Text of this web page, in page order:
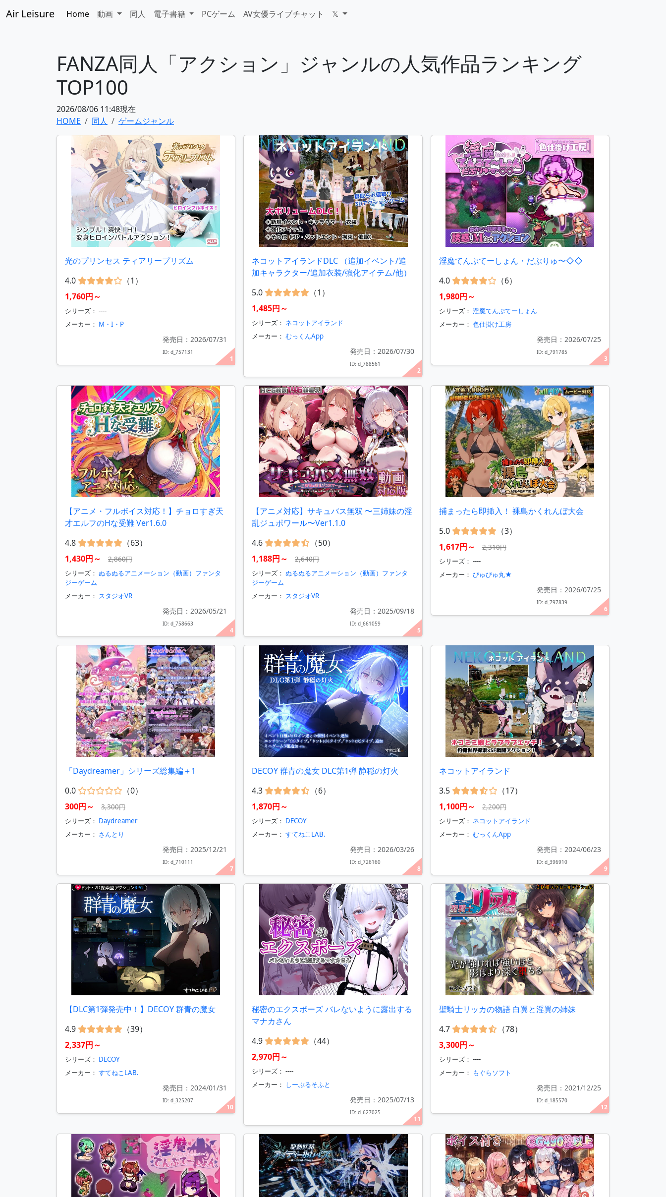
Air Leisure Home 動画 同人 電子書籍 PCゲーム AV女優ライブチャット 𝕏
FANZA同人「アクション」ジャンルの人気作品ランキング
TOP100
2026/08/06 11:48現在
HOME
同人 ゲームジャンル
1
光のプリンセス ティアリープリズム
4.0
（1）
1,760円～
シリーズ： ----
メーカー： M・I・P
発売日：2026/07/31
ID: d_757131
2
ネコットアイランドDLC （追加イベント/追
加キャラクター/追加衣装/強化アイテム/他）
5.0
（1）
1,485円～
シリーズ： ネコットアイランド
メーカー：むっくんApp
発売日：2026/07/30
ID: d_788561
3
淫魔てんぷてーしょん・だぶりゅ〜◇◇
4.0
（6）
1,980円～
シリーズ： 淫魔てんぷてーしょん
メーカー： 色仕掛け工房
発売日：2026/07/25
ID: d_791785
4
【アニメ・フルボイス対応！】チョロすぎ天
才エルフのHな受難 Ver1.6.0
4.8
（63）
1,430円～
2,860円
シリーズ： ぬるぬるアニメーション（動画）ファンタ
ジーゲーム
メーカー： スタジオVR
発売日：2026/05/21
ID: d_758663
5
【アニメ対応】サキュバス無双 〜三姉妹の淫
乱ジュポワール〜Ver1.1.0
4.6
（50）
1,188円～
2,640円
シリーズ：ぬるぬるアニメーション（動画）ファンタ
ジーゲーム
メーカー： スタジオVR
発売日：2025/09/18
ID: d_661059
6
捕まったら即挿入！ 裸島かくれんぼ大会
5.0
（3）
1,617円～
2,310円
シリーズ： ----
メーカー： びゅびゅ丸★
発売日：2026/07/25
ID: d_797839
7
「Daydreamer」シリーズ総集編＋1
0.0
（0）
300円～
3,300円
シリーズ： Daydreamer
メーカー： さんとり
発売日：2025/12/21
ID: d_710111
8
DECOY 群青の魔女 DLC第1弾 静穏の灯火
4.3
（6）
1,870円～
シリーズ： DECOY
メーカー：すてねこLAB.
発売日：2026/03/26
ID: d_726160
9
ネコットアイランド
3.5
（17）
1,100円～
2,200円
シリーズ： ネコットアイランド
メーカー： むっくんApp
発売日：2024/06/23
ID: d_396910
10
【DLC第1弾発売中！】DECOY 群青の魔女
4.9
（39）
2,337円～
シリーズ： DECOY
メーカー： すてねこLAB.
発売日：2024/01/31
ID: d_325207
11
秘密のエクスポーズ バレないように露出する
マナカさん
4.9
（44）
2,970円～
シリーズ： ----
メーカー： しーぶるそふと
発売日：2025/07/13
ID: d_627025
12
聖騎士リッカの物語 白翼と淫翼の姉妹
4.7
（78）
3,300円～
シリーズ： ----
メーカー： もぐらソフト
発売日：2021/12/25
ID: d_185570